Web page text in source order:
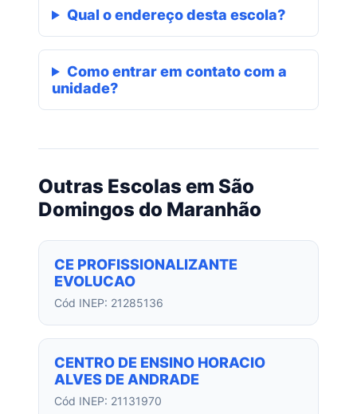
Qual o endereço desta escola?
Como entrar em contato com a
unidade?
Outras Escolas em São
Domingos do Maranhão
CE PROFISSIONALIZANTE
EVOLUCAO
Cód INEP: 21285136
CENTRO DE ENSINO HORACIO
ALVES DE ANDRADE
Cód INEP: 21131970